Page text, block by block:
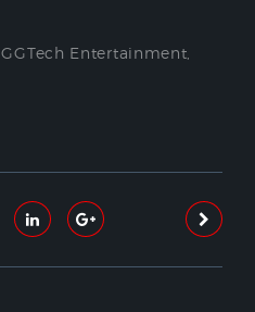
,GGTech Entertainment